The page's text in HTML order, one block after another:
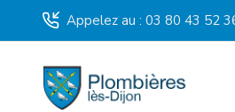
Appelez au : 03 80 43 52